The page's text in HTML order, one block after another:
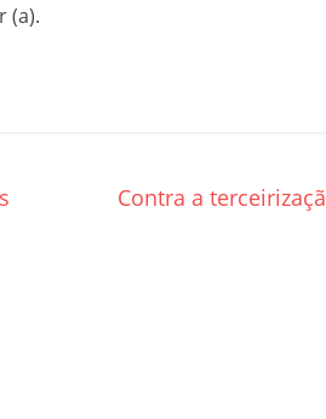
(a).
Contra a